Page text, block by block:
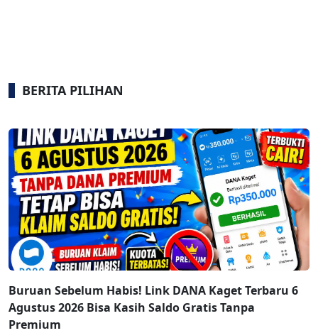
BERITA PILIHAN
Buruan Sebelum Habis! Link DANA Kaget Terbaru 6
Agustus 2026 Bisa Kasih Saldo Gratis Tanpa
Premium